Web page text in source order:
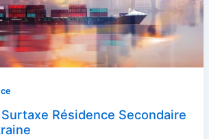
Résidence Secondaire